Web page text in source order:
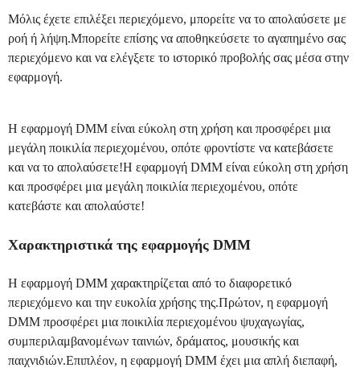
Μόλις έχετε επιλέξει περιεχόμενο, μπορείτε να το απολαύσετε με
ροή ή λήψη.Μπορείτε επίσης να αποθηκεύσετε το αγαπημένο σας
περιεχόμενο και να ελέγξετε το ιστορικό προβολής σας μέσα στην
εφαρμογή.
Η εφαρμογή DMM είναι εύκολη στη χρήση και προσφέρει μια
μεγάλη ποικιλία περιεχομένου, οπότε φροντίστε να κατεβάσετε
και να το απολαύσετε!Η εφαρμογή DMM είναι εύκολη στη χρήση
και προσφέρει μια μεγάλη ποικιλία περιεχομένου, οπότε
κατεβάστε και απολαύστε!
Χαρακτηριστικά της εφαρμογής DMM
Η εφαρμογή DMM χαρακτηρίζεται από το διαφορετικό
περιεχόμενο και την ευκολία χρήσης της.Πρώτον, η εφαρμογή
DMM προσφέρει μια ποικιλία περιεχομένου ψυχαγωγίας,
συμπεριλαμβανομένων ταινιών, δράματος, μουσικής και
παιχνιδιών.Επιπλέον, η εφαρμογή DMM έχει μια απλή διεπαφή,